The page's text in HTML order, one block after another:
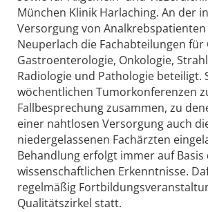
München Klinik Harlaching. An der
Versorgung von
Neuperlach die Fachabteilungen für
Gastroenterologie, Onkologie,
Radiologie und Pathologie beteiligt.
wöchentlichen Tumorkonferenzen
Fallbesprechung zusammen, zu
einer nahtlosen Versorgung auch
niedergelassenen Fachärzten
Behandlung erfolgt immer auf
wissenschaftlichen Erkenntnisse.
regelmäßig
Qualitätszirkel statt.